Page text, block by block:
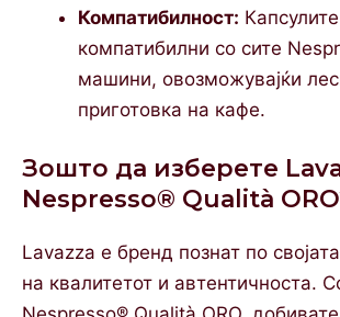
Компатибилност:
компатибилни со сите
машини, овозможувајќи
приготовка на кафе.
Зошто да изберете
Nespresso® Qualità
Lavazza е бренд познат по
на квалитетот и автентичноста.